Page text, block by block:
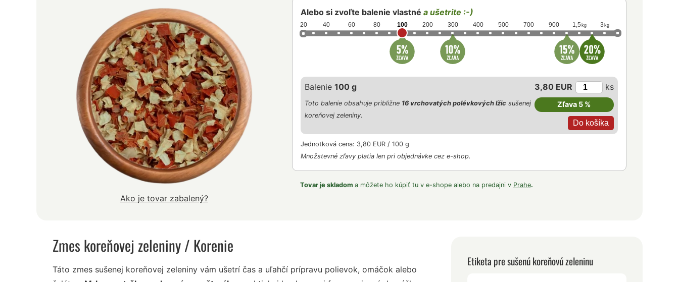
Ako je tovar zabalený?
Alebo si zvoľte balenie vlastné a ušetrite :-)
20 40 60 80 100 200 300 400 500 700 900 1,5 kg 3 kg
Balenie 100 g 3,80 EUR ks
Zľava 5 %
Toto balenie obsahuje približne 16 vrchovatých polévkových lžic sušenej
koreňovej zeleniny.
Jednotková cena: 3,80 EUR / 100 g
Množstevné zľavy platia len pri objednávke cez e-shop.
Tovar je skladom a môžete ho kúpiť tu v e-shope alebo na predajni v Prahe.
Zmes koreňovej zeleniny/ Korenie
Táto zmes sušenej koreňovej zeleniny vám ušetrí čas a uľahčí prípravu polievok, omáčok alebo
Etiketa pre sušenú koreňovú zeleninu